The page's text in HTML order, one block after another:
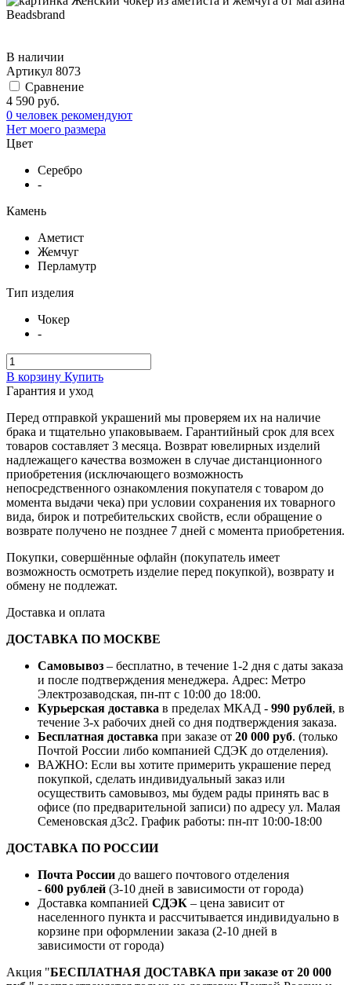
В наличии
Артикул 8073
Сравнение
4 590 руб.
0 человек рекомендуют
Нет моего размера
Цвет
Серебро
-
Камень
Аметист
Жемчуг
Перламутр
Тип изделия
Чокер
-
В корзину Купить
Гарантия и уход
Перед отправкой украшений мы проверяем их на наличие
брака и тщательно упаковываем. Гарантийный срок для всех
товаров составляет 3 месяца. Возврат ювелирных изделий
надлежащего качества возможен в случае дистанционного
приобретения (исключающего возможность
непосредственного ознакомления покупателя с товаром до
момента выдачи чека) при условии сохранения их товарного
вида, бирок и потребительских свойств, если обращение о
возврате получено не позднее 7 дней с момента приобретения.
Покупки, совершённые офлайн (покупатель имеет
возможность осмотреть изделие перед покупкой), возврату и
обмену не подлежат.
Доставка и оплата
ДОСТАВКА ПО МОСКВЕ
Самовывоз – бесплатно, в течение 1-2 дня с даты заказа
и после подтверждения менеджера. Адрес: Метро
Электрозаводская, пн-пт с 10:00 до 18:00.
Курьерская доставка в пределах МКАД - 990 рублей, в
течение 3-х рабочих дней со дня подтверждения заказа.
Бесплатная доставка при заказе от 20 000 руб. (только
Почтой России либо компанией СДЭК до отделения).
ВАЖНО: Если вы хотите примерить украшение перед
покупкой, сделать индивидуальный заказ или
осуществить самовывоз, мы будем рады принять вас в
офисе (по предварительной записи) по адресу ул. Малая
Семеновская д3с2. График работы: пн-пт 10:00-18:00
ДОСТАВКА ПО РОССИИ
Почта России до вашего почтового отделения
- 600 рублей (3-10 дней в зависимости от города)
Доставка компанией СДЭК – цена зависит от
населенного пункта и рассчитывается индивидуально в
корзине при оформлении заказа (2-10 дней в
зависимости от города)
Акция "БЕСПЛАТНАЯ ДОСТАВКА при заказе от 20 000